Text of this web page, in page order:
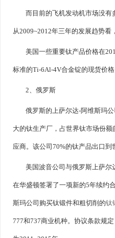
而目前的飞机发动机市场没有
从2009~2012年三年的发展趋势看
美国一些重要钛产品价格在
标准的Ti-6Al-4V合金锭的现货价格
2、俄罗斯
俄罗斯的上萨尔达-阿维斯玛
大的钛生产厂，占世界钛市场份
应商。该公司70%的钛产品出口到
美国波音公司与俄罗斯上萨尔
在华盛顿签署了一项新的5年续约
斯玛公司购买钛锻件和粗切削的钛
777和737商业机种。协议条款规